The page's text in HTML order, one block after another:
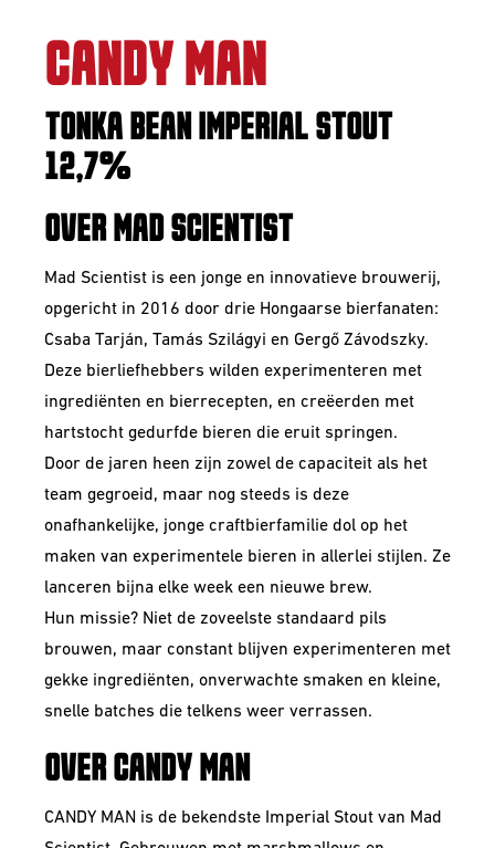
CANDY MAN
TONKA BEAN IMPERIAL STOUT
12,7%
OVER MAD SCIENTIST
Mad Scientist is een jonge en innovatieve brouwerij,
opgericht in 2016 door drie Hongaarse bierfanaten:
Csaba Tarján, Tamás Szilágyi en Gergő Závodszky.
Deze bierliefhebbers wilden experimenteren met
ingrediënten en bierrecepten, en creëerden met
hartstocht gedurfde bieren die eruit springen.
Door de jaren heen zijn zowel de capaciteit als het
team gegroeid, maar nog steeds is deze
onafhankelijke, jonge craftbierfamilie dol op het
maken van experimentele bieren in allerlei stijlen. Ze
lanceren bijna elke week een nieuwe brew.
Hun missie? Niet de zoveelste standaard pils
brouwen, maar constant blijven experimenteren met
gekke ingrediënten, onverwachte smaken en kleine,
snelle batches die telkens weer verrassen.
OVER CANDY MAN
CANDY MAN is de bekendste Imperial Stout van Mad